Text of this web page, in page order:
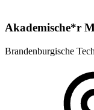
Akademische*r
Brandenburgische